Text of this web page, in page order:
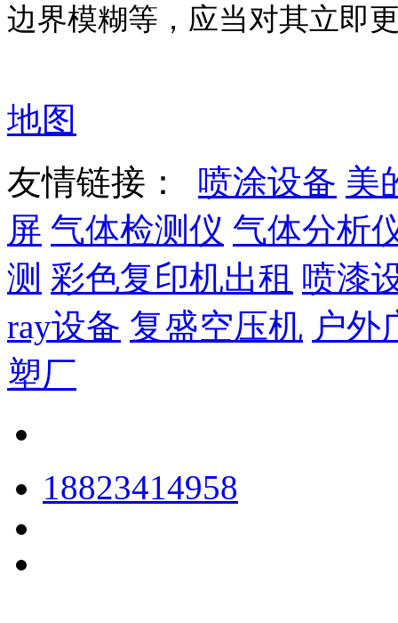
边界模糊等，应当对其立即
地图
友情链接： 喷涂设备 美
屏 气体检测仪 气体分析
测 彩色复印机出租 喷漆
ray设备 复盛空压机 户外
塑厂
18823414958